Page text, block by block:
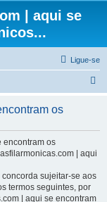
| aqui se
Ligue-se
q
os
encontram os
| aqui
concorda sujeitar-se aos
termos seguintes, por
| aqui se encontram